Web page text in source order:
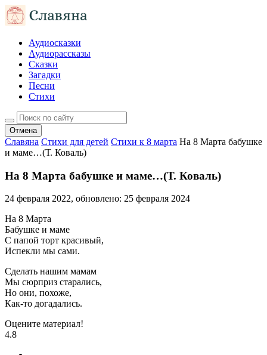
Аудиосказки
Аудиорассказы
Сказки
Загадки
Песни
Стихи
Отмена
Славяна Стихи для детей Стихи к 8 марта На 8 Марта бабушке
и маме…(Т. Коваль)
На 8 Марта бабушке и маме…(Т. Коваль)
24 февраля 2022, обновлено: 25 февраля 2024
На 8 Марта
Бабушке и маме
С папой торт красивый,
Испекли мы сами.
Сделать нашим мамам
Мы сюрприз старались,
Но они, похоже,
Как-то догадались.
Оцените материал!
4.8